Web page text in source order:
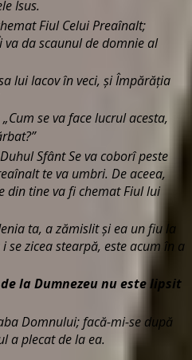
Isus.
Fiul Celui Preaînalt;
da scaunul de domnie al
lui Iacov în veci, şi Împărăţia
se va face lucrul acesta,
Sfânt Se va coborî peste
te va umbri. De aceea,
din tine va fi chemat Fiul lui
ta, a zămislit şi ea un fiu la
se zicea stearpă, este acum în a
la Dumnezeu nu este lipsit
Domnului; facă-mi-se după
a plecat de la ea.